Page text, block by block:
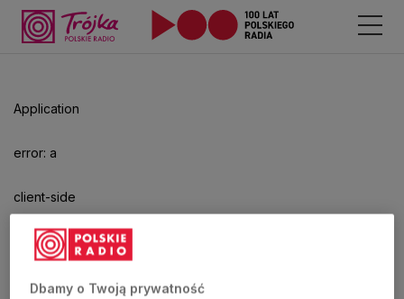
Application
error: a
client-side
exception
has
aby
odtwarzać.
Dbamy o Twoją prywatność